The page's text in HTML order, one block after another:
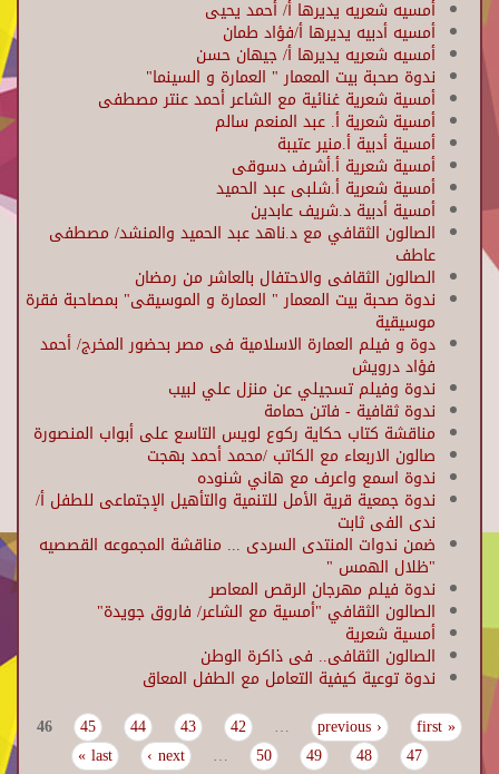
أمسيه شعريه يديرها أ/ أحمد يحيى
أمسيه أدبيه يديرها أ/فؤاد طمان
أمسيه شعريه يديرها أ/ جيهان حسن
ندوة صحبة بيت المعمار " العمارة و السينما"
أمسية شعرية غنائية مع الشاعر أحمد عنتر مصطفى
أمسية شعرية أ. عبد المنعم سالم
أمسية أدبية أ.منير عتيبة
أمسية شعرية أ.أشرف دسوقى
أمسية شعرية أ.شلبى عبد الحميد
أمسية أدبية د.شريف عابدين
الصالون الثقافي مع د.ناهد عبد الحميد والمنشد/ مصطفى
عاطف
الصالون الثقافى والاحتفال بالعاشر من رمضان
ندوة صحبة بيت المعمار " العمارة و الموسيقى" بمصاحبة فقرة
موسيقية
دوة و فيلم العمارة الاسلامية فى مصر بحضور المخرج/ أحمد
فؤاد درويش
ندوة وفيلم تسجيلي عن منزل علي لبيب
ندوة ثقافية - فاتن حمامة
مناقشة كتاب حكاية ركوع لويس التاسع على أبواب المنصورة
صالون الاربعاء مع الكاتب /محمد أحمد بهجت
ندوة اسمع واعرف مع هاني شنوده
ندوة جمعية قرية الأمل للتنمية والتأهيل الإجتماعى للطفل أ/
ندى الفى ثابت
ضمن ندوات المنتدى السردى ... مناقشة المجموعه القصصيه
"ظلال الهمس "
ندوة فيلم مهرجان الرقص المعاصر
الصالون الثقافي "أمسية مع الشاعر/ فاروق جويدة"
أمسية شعرية
الصالون الثقافى.. فى ذاكرة الوطن
ندوة توعية كيفية التعامل مع الطفل المعاق
Pages
« first
‹ previous
…
42
43
44
45
46
47
48
49
50
…
next ›
last »